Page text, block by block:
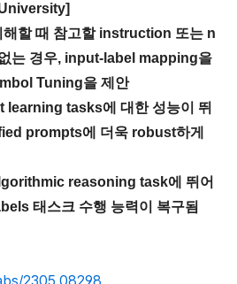
해할 때 참고할 instruction 또는 n
는 경우, input-label mapping을
Tuning을 제안
tasks에 대한 성능이 뛰
prompts에 더욱 robust하게
reasoning task에 뛰어
태스크 수행 능력이 복구됨